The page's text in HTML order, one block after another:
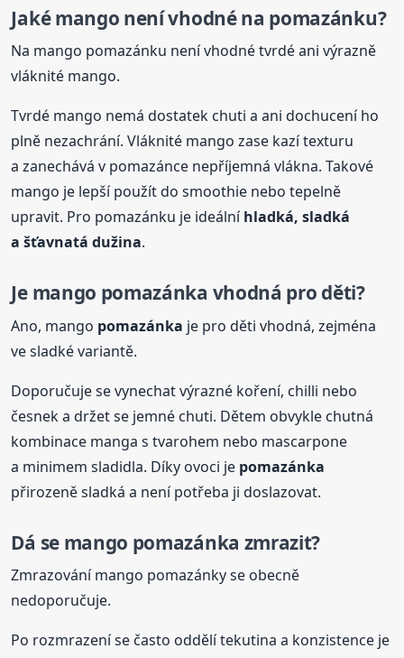
Jaké mango není vhodné na pomazánku?
Na mango pomazánku není vhodné tvrdé ani výrazně
vláknité mango.
Tvrdé mango nemá dostatek chuti a ani dochucení ho
plně nezachrání. Vláknité mango zase kazí texturu
a zanechává v pomazánce nepříjemná vlákna. Takové
mango je lepší použít do smoothie nebo tepelně
upravit. Pro pomazánku je ideálníhladká, sladká
a šťavnatá dužina.
Je mango pomazánka vhodná pro děti?
Ano, mango pomazánka je pro děti vhodná, zejména
ve sladké variantě.
Doporučuje se vynechat výrazné koření, chilli nebo
česnek a držet se jemné chuti. Dětem obvykle chutná
kombinace manga s tvarohem nebo mascarpone
a minimem sladidla. Díky ovoci je pomazánka
přirozeně sladká a není potřeba ji doslazovat.
Dá se mango pomazánka zmrazit?
Zmrazování mango pomazánky se obecně
nedoporučuje.
Po rozmrazení se často oddělí tekutina a konzistence je